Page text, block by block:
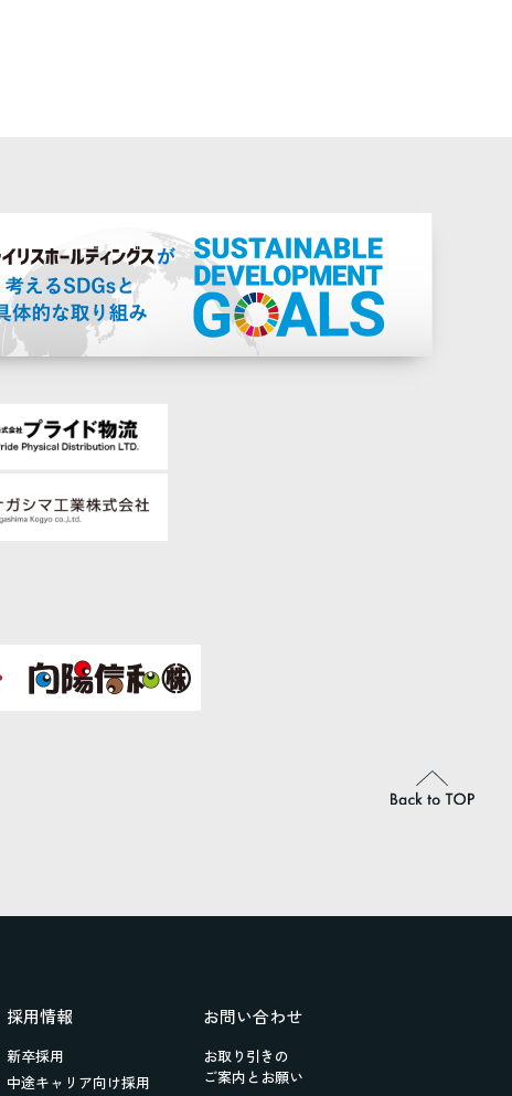
採用情報
新卒採用
中途キャリア向け採用
お問い合わせ
お取り引きの
ご案内とお願い